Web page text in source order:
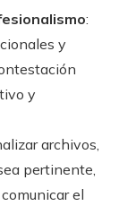
:
y
y
archivos,
pertinente,
el